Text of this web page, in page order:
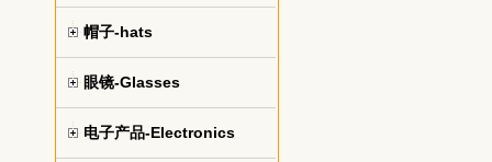
帽子-hats
眼镜-Glasses
电子产品-Electronics